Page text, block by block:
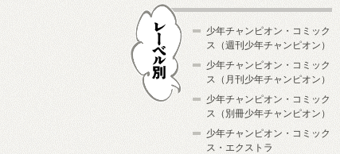
少年チャンピオン・コミック
ス（週刊少年チャンピオン）
少年チャンピオン・コミック
ス（月刊少年チャンピオン）
少年チャンピオン・コミック
ス（別冊少年チャンピオン）
少年チャンピオン・コミック
ス・エクストラ